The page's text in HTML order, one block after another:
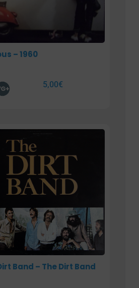
– 1960
5,00€
Band – The Dirt Band